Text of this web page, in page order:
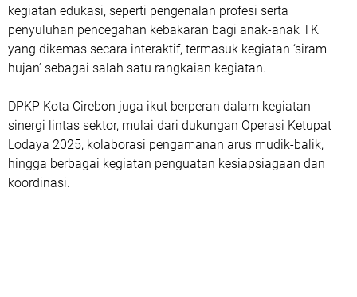
kegiatan edukasi, seperti pengenalan profesi serta
penyuluhan pencegahan kebakaran bagi anak-anak TK
yang dikemas secara interaktif, termasuk kegiatan ‘siram
hujan’ sebagai salah satu rangkaian kegiatan.
DPKP Kota Cirebon juga ikut berperan dalam kegiatan
sinergi lintas sektor, mulai dari dukungan Operasi Ketupat
Lodaya 2025, kolaborasi pengamanan arus mudik-balik,
hingga berbagai kegiatan penguatan kesiapsiagaan dan
koordinasi.